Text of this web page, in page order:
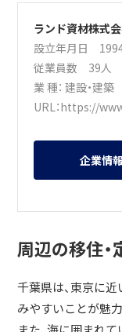
ランド資材株式
設立年月日
従業員数 39人
業 種：建設・建築
URL：https://
企業情
周辺の移住・
千葉県は、東京に
みやすいことが魅力